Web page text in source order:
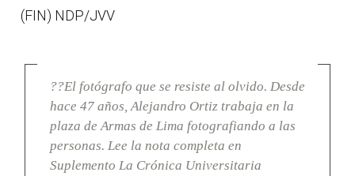
(FIN) NDP/JVV
??El fotógrafo que se resiste al olvido. Desde
hace 47 años, Alejandro Ortiz trabaja en la
plaza de Armas de Lima fotografiando a las
personas. Lee la nota completa en
Suplemento La Crónica Universitaria